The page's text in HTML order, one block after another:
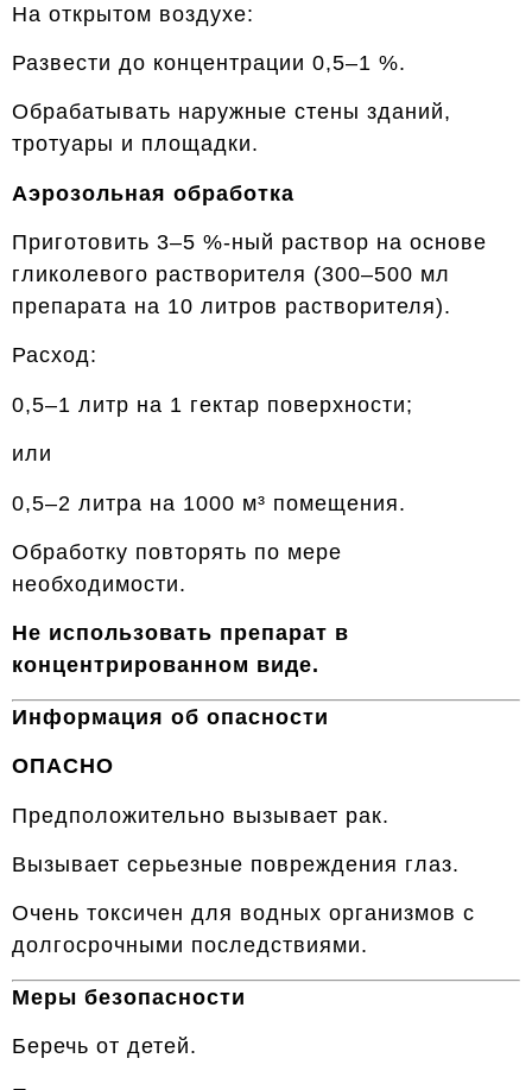
На открытом воздухе:
Развести до концентрации 0,5–1 %.
Обрабатывать наружные стены зданий,
тротуары и площадки.
Аэрозольная обработка
Приготовить 3–5 %-ный раствор на основе
гликолевого растворителя (300–500 мл
препарата на 10 литров растворителя).
Расход:
0,5–1 литр на 1 гектар поверхности;
или
0,5–2 литра на 1000 м³ помещения.
Обработку повторять по мере
необходимости.
Не использовать препарат в
концентрированном виде.
Информация об опасности
ОПАСНО
Предположительно вызывает рак.
Вызывает серьезные повреждения глаз.
Очень токсичен для водных организмов с
долгосрочными последствиями.
Меры безопасности
Беречь от детей.